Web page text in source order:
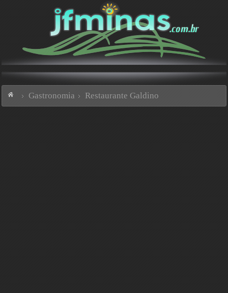
Gastronomia Restaurante Galdino